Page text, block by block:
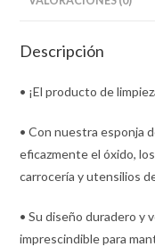
Descripción
• ¡El producto de
• Con nuestra esponja
eficazmente el óxido,
carrocería y utensilios
• Su diseño duradero y
imprescindible para